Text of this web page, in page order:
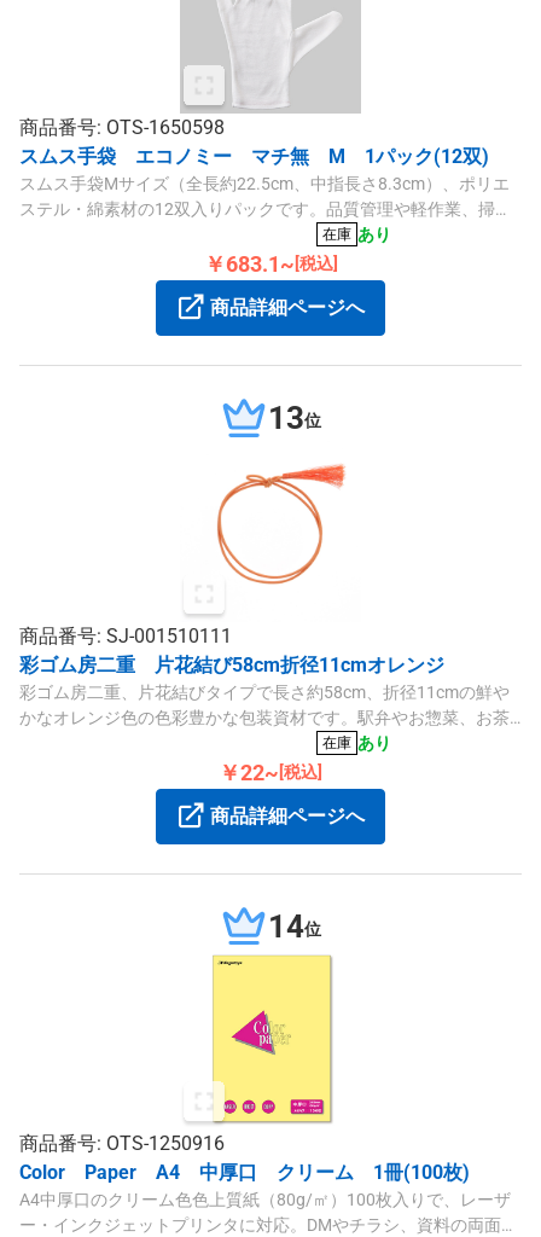
商品番号: OTS-1650598
スムス手袋 エコノミー マチ無 M 1パック(12双)
スムス手袋Mサイズ（全長約22.5cm、中指長さ8.3cm）、ポリエ
ステル・綿素材の12双入りパックです。品質管理や軽作業、掃除
在庫 あり
￥683.1~ [税込]
商品詳細ページへ
13位
商品番号: SJ-001510111
彩ゴム房二重 片花結び58cm折径11cmオレンジ
彩ゴム房二重、片花結びタイプで長さ約58cm、折径11cmの鮮や
かなオレンジ色の色彩豊かな包装資材です。駅弁やお惣菜、お茶
在庫 あり
￥22~[税込]
商品詳細ページへ
14位
商品番号: OTS-1250916
Color Paper A4 中厚口 クリーム 1冊(100枚)
A4中厚口のクリーム色色上質紙（80g/㎡）100枚入りで、レーザ
ー・インクジェットプリンタに対応。DMやチラシ、資料の両面印